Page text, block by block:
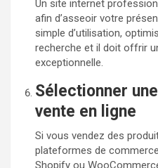
Un site internet
afin d’asseoir votre
simple d’utilisation,
recherche et il doit offrir
exceptionnelle.
Sélectionner
vente en ligne
Si vous vendez des
plateformes de
Shopify ou